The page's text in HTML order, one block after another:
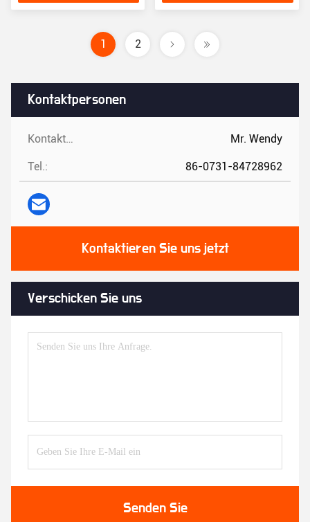
Kontaktpersonen
Kontaktpersonen: Mr. Wendy
Tel.: 86-0731-84728962
Kontaktieren Sie uns jetzt
Verschicken Sie uns
Senden Sie
1 2